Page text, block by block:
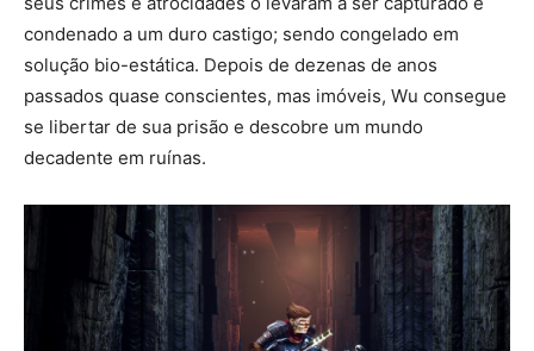
condenado a um duro castigo; sendo congelado em
solução bio-estática. Depois de dezenas de anos
passados ​​quase conscientes, mas imóveis, Wu consegue
se libertar de sua prisão e descobre um mundo
decadente em ruínas.